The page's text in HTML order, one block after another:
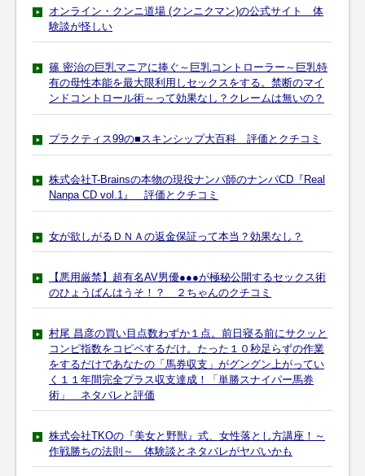
オンライン・クンニ道場 (クンニクマン)の公式サイト 体
験談が怪しい
篠 密治の巨乳マニアに捧ぐ～巨乳コントローラー～巨乳特
有の母性本能を最大限利用しセックスをする。禁断のマイ
ンドコントロール術～って効果なし？クレームは無いの？
プラクティス99の■スキンシップ大百科 評価とクチコミ
株式会社T-Brainsの本物の現役ナンパ師のナンパCD『Real
Nanpa CD vol.1』 評価とクチコミ
女が欲しがるＤＮＡの返金保証って本当？効果なし？
【悪用厳禁】超有名AV男優●●●が極秘公開するセックス術
のひょうばんはうそ！？ ２ちゃんのクチコミ
村尾 昌彦の買い目点数わずか１点。前日寝る前にサクッと
コンピ指数をコピペするだけ。たった１０秒足らずの作業
をするだけであなたの「馬券収支」がグングン上がってい
く１１年間完全プラス収支達成！「単勝スナイパー馬券
術」 ネタバレと評価
株式会社TKOの『美女と野獣』式、女性落とし方講座！～
作戦勝ちの法則～ 体験談とネタバレがヤバいかも